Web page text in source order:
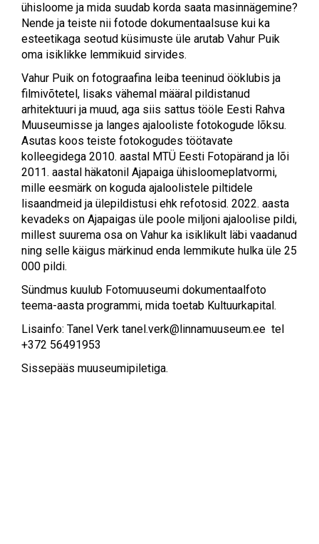
ühisloome ja mida suudab korda saata masinnägemine?
Nende ja teiste nii fotode dokumentaalsuse kui ka
esteetikaga seotud küsimuste üle arutab Vahur Puik
oma isiklikke lemmikuid sirvides.
Vahur Puik on fotograafina leiba teeninud ööklubis ja
filmivõtetel, lisaks vähemal määral pildistanud
arhitektuuri ja muud, aga siis sattus tööle Eesti Rahva
Muuseumisse ja langes ajalooliste fotokogude lõksu.
Asutas koos teiste fotokogudes töötavate
kolleegidega 2010. aastal MTÜ Eesti Fotopärand ja lõi
2011. aastal häkatonil Ajapaiga ühisloomeplatvormi,
mille eesmärk on koguda ajaloolistele piltidele
lisaandmeid ja ülepildistusi ehk refotosid. 2022. aasta
kevadeks on Ajapaigas üle poole miljoni ajaloolise pildi,
millest suurema osa on Vahur ka isiklikult läbi vaadanud
ning selle käigus märkinud enda lemmikute hulka üle 25
000 pildi.
Sündmus kuulub Fotomuuseumi dokumentaalfoto
teema-aasta programmi, mida toetab Kultuurkapital.
Lisainfo: Tanel Verk tanel.verk@linnamuuseum.ee tel
+372 56491953
Sissepääs muuseumipiletiga.